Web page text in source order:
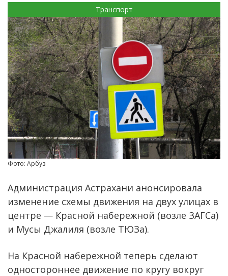
Транспорт
Фото: Арбуз
Администрация Астрахани анонсировала
изменение схемы движения на двух улицах в
центре — Красной набережной (возле ЗАГСа)
и Мусы Джалиля (возле ТЮЗа).
На Красной набережной теперь сделают
одностороннее движение по кругу вокруг